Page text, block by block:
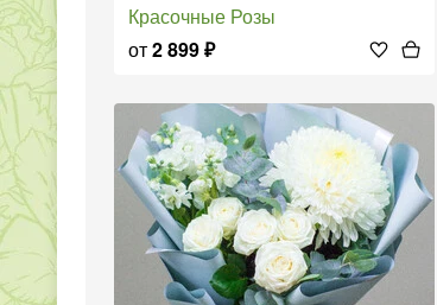
Красочные Розы
от2 899₽